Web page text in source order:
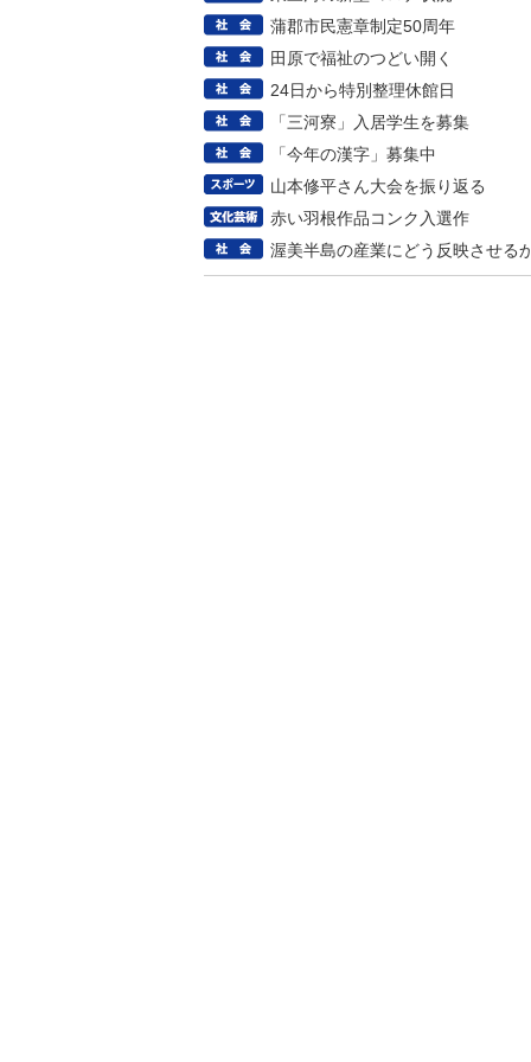
蒲郡市民憲章制定50周年
田原で福祉のつどい開く
24日から特別整理休館日
「三河寮」入居学生を募集
「今年の漢字」募集中
山本修平さん大会を振り返る
赤い羽根作品コンク入選作
渥美半島の産業にどう反映させる